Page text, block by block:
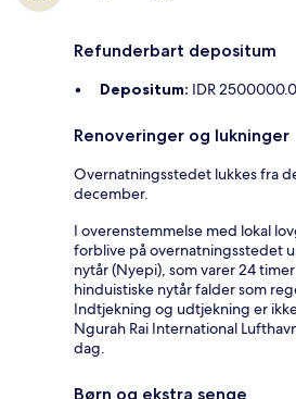
Refunderbart depositum
Depositum: IDR 2500000.0
Renoveringer og lukninger
Overnatningsstedet lukkes fra
december.
I overenstemmelse med lokal
forblive på overnatningsstedet
nytår (Nyepi), som varer 24
hinduistiske nytår falder som
Indtjekning og udtjekning er
Ngurah Rai International
dag.
Børn og ekstra senge